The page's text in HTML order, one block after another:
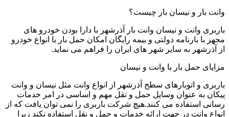
وانت بار و نیسان بار چیست؟
باربری وانت و نیسان وانت بار آذرشهر با دارا بودن خودرو های
مجهز با بارنامه دولتی و بیمه رایگان امکان حمل بار با انواع خودرو
از آذرشهر به سایر شهر های ایران را فراهم می نماید.
مزایای حمل بار با وانت و نیسان
باربری و اتوبارهای سطح آذرشهر از انواع وانت مثل نیسان و وانت
پیکان به عنوان وسایل حمل و نقل مهم و اساسی در امر خدمات
رسانی استفاده می کنند.هیچ شرکت باربری را نمی توان یافت که از
انواع وانت در جهت ارائه خدمات و حمل و نقل استفاده نکند زیرا